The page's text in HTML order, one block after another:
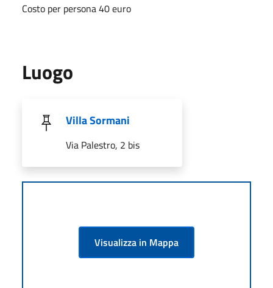
Costo per persona 40 euro
Luogo
Villa Sormani
Via Palestro, 2 bis
Visualizza in Mappa